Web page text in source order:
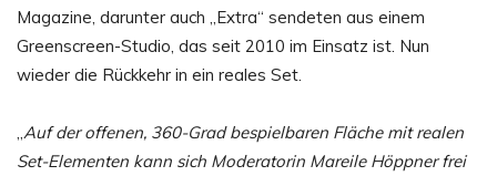
Magazine, darunter auch „Extra“ sendeten aus einem
Greenscreen-Studio, das seit 2010 im Einsatz ist. Nun
wieder die Rückkehr in ein reales Set.
Auf der offenen, 360-Grad bespielbaren Fläche mit realen
Set-Elementen kann sich Moderatorin Mareile Höppner frei